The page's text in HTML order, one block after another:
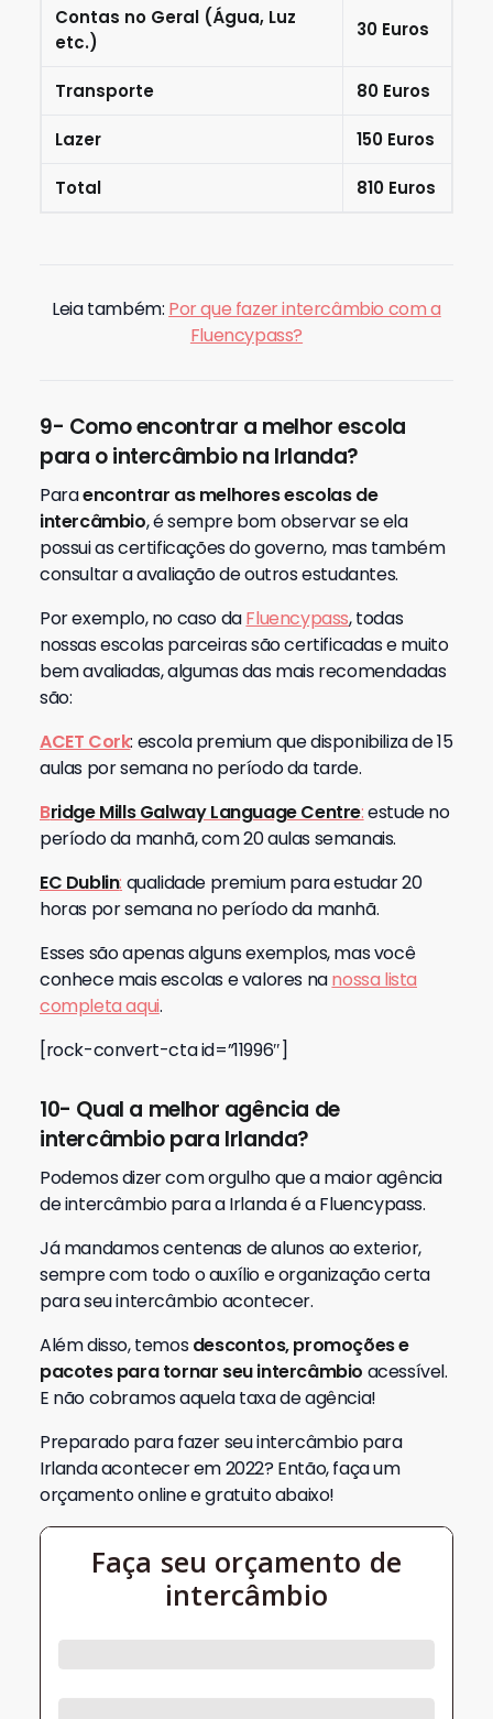
Contas no Geral (Água, Luz
etc.)
30 Euros
Transporte 80 Euros
Lazer 150 Euros
Total 810 Euros
Leia também: Por que fazer intercâmbio com a
Fluencypass?
9- Como encontrar a melhor escola
para o intercâmbio na Irlanda?
Paraencontrar as melhores escolas de
intercâmbio, é sempre bom observar se ela
possui as certificações do governo, mas também
consultar a avaliação de outros estudantes.
Por exemplo, no caso daFluencypass, todas
nossas escolas parceiras são certificadas e muito
bem avaliadas, algumas das mais recomendadas
são:
ACET Cork: escola premium que disponibiliza de 15
aulas por semana no período da tarde.
Bridge Mills Galway Language Centre:estude no
período da manhã, com 20 aulas semanais.
EC Dublin: qualidade premium para estudar 20
horas por semana no período da manhã.
Esses são apenas alguns exemplos, mas você
conhece mais escolas e valores nanossa lista
completa aqui.
[rock-convert-cta id=”11996″]
10- Qual a melhor agência de
intercâmbio para Irlanda?
Podemos dizer com orgulho que a maior agência
de intercâmbio para a Irlanda é a Fluencypass.
Já mandamos centenas de alunos ao exterior,
sempre com todo o auxílio e organização certa
para seu intercâmbio acontecer.
Além disso, temosdescontos, promoções e
pacotes para tornar seu intercâmbio acessível.
E não cobramos aquela taxa de agência!
Preparado para fazer seu intercâmbio para
Irlanda acontecer em 2022? Então, faça um
orçamento online e gratuito abaixo!